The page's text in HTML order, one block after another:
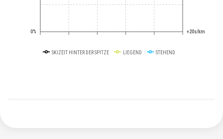
0% +20s/km
SKIZEIT HINTER DER SPITZE LIEGEND STEHEND